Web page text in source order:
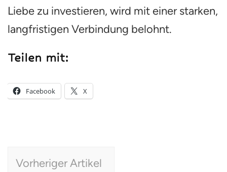
Liebe zu investieren, wird mit einer starken,
langfristigen Verbindung belohnt.
Teilen mit:
Facebook X
Beitragsnavigation
Vorheriger Artikel